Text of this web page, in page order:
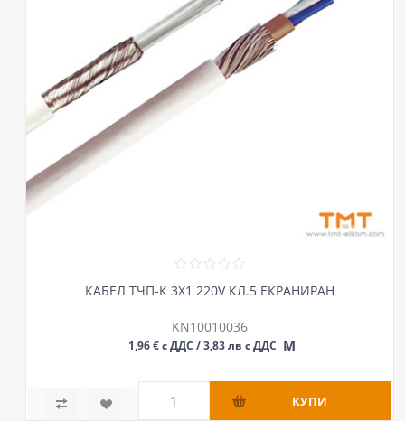
КАБЕЛ ТЧП-К 3Х1 220V КЛ.5 ЕКРАНИРАН
KN10010036
1,96 € с ДДС / 3,83 лв с ДДС М